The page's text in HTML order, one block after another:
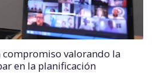
valorando la
en la planificación